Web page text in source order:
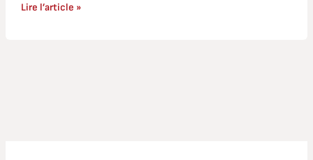
Lire l’article »